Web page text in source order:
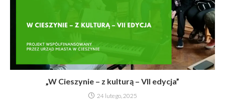
„W Cieszynie – z kulturą – VII edycja”
24 lutego, 2025